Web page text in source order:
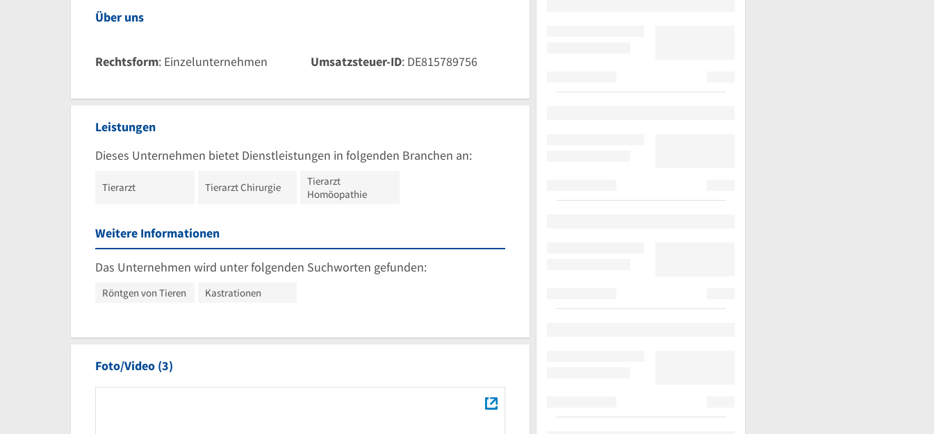
Über uns
Rechtsform: Einzelunternehmen Umsatzsteuer-ID: DE815789756
Leistungen
Dieses Unternehmen bietet Dienstleistungen in folgenden Branchen an:
Tierarzt Tierarzt Chirurgie
Tierarzt
Homöopathie
Weitere Informationen
Das Unternehmen wird unter folgenden Suchworten gefunden:
Röntgen von Tieren Kastrationen
Foto/Video (3)